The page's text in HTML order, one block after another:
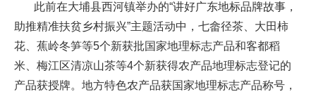
此前在大埔县西河镇举办的“讲好广东地标品牌故事，
助推精准扶贫乡村振兴”主题活动中，七畲径茶、大田柿
花、蕉岭冬笋等5个新获批国家地理标志产品和客都稻
米、梅江区清凉山茶等4个新获得农产品地理标志登记的
产品获授牌。地方特色农产品获国家地理标志产品称号，